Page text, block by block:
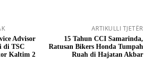
Advisor
di TSC
Kaltim 2
ARTIKULLI TJETËR
15 Tahun CCI Samarinda,
Ratusan Bikers Honda Tumpah
Ruah di Hajatan Akbar